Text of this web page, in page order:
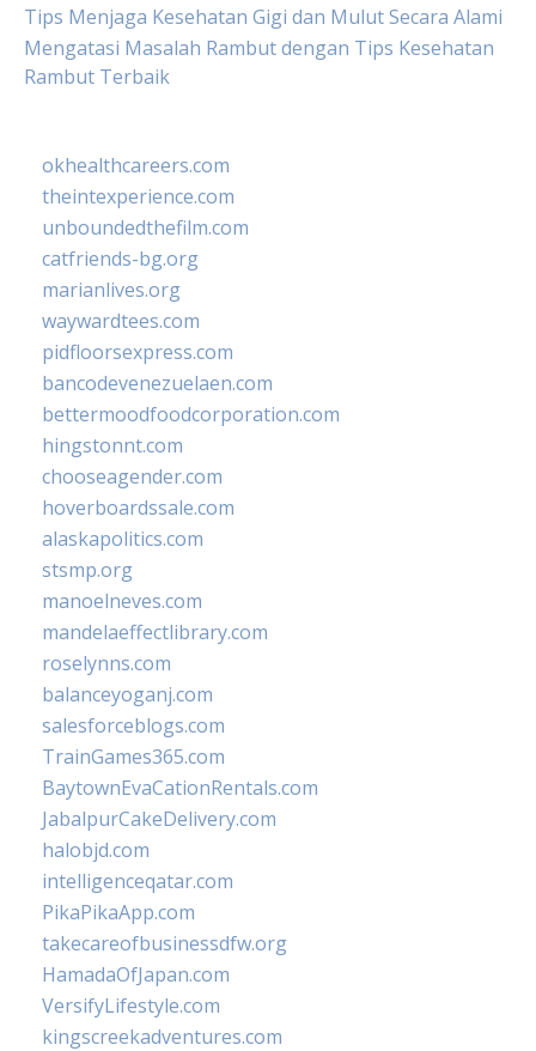
Tips Menjaga Kesehatan Gigi dan Mulut Secara Alami
Mengatasi Masalah Rambut dengan Tips Kesehatan
Rambut Terbaik
okhealthcareers.com
theintexperience.com
unboundedthefilm.com
catfriends-bg.org
marianlives.org
waywardtees.com
pidfloorsexpress.com
bancodevenezuelaen.com
bettermoodfoodcorporation.com
hingstonnt.com
chooseagender.com
hoverboardssale.com
alaskapolitics.com
stsmp.org
manoelneves.com
mandelaeffectlibrary.com
roselynns.com
balanceyoganj.com
salesforceblogs.com
TrainGames365.com
BaytownEvaCationRentals.com
JabalpurCakeDelivery.com
halobjd.com
intelligenceqatar.com
PikaPikaApp.com
takecareofbusinessdfw.org
HamadaOfJapan.com
VersifyLifestyle.com
kingscreekadventures.com